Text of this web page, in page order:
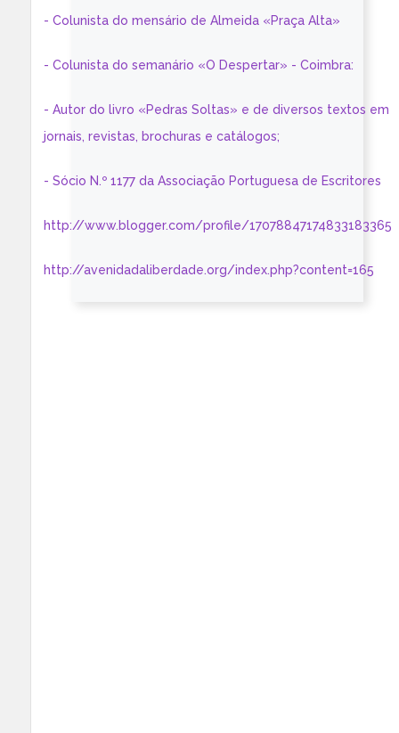
- Colunista do mensário de Almeida «Praça Alta»
- Colunista do semanário «O Despertar» - Coimbra:
- Autor do livro «Pedras Soltas» e de diversos textos em
jornais, revistas, brochuras e catálogos;
- Sócio N.º 1177 da Associação Portuguesa de Escritores
http://www.blogger.com/profile/17078847174833183365
http://avenidadaliberdade.org/index.php?content=165